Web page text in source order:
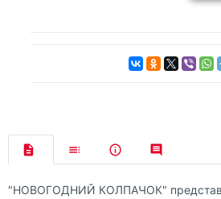
"НОВОГОДНИЙ КОЛПАЧОК"